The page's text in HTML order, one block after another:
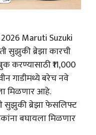
Maruti Suzuki
सुझुकी ब्रेझा कारची
करण्यासाठी ₹11,000
गाडीमध्ये बरेच नवे
मिळणार आहे.
सुझुकी ब्रेझा फेसलिफ्ट
बघायला मिळणार